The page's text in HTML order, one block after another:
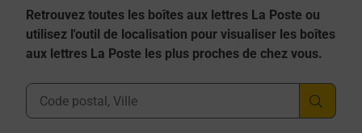
Retrouvez toutes les boîtes aux lettres La Poste ou
utilisez l'outil de localisation pour visualiser les boîtes
aux lettres La Poste les plus proches de chez vous.
Ville, Département, Code Postal